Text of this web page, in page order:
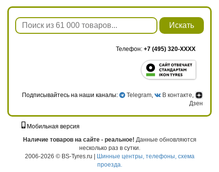
Искать
Телефон: +7 (495) 320-XXXX
Подписывайтесь на наши каналы: Telegram , В контакте
Дзен
Мобильная версия
Наличие товаров на сайте - реальное! Данные обновляются
несколько раз в сутки.
2006-2026 © BS-Tyres.ru | Шинные центры, телефоны, схема
проезда.